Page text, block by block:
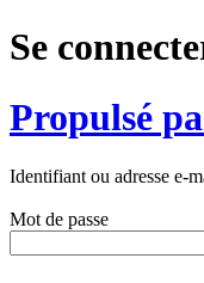
Se
Propulsé
Identifiant ou adresse e-
Mot de passe